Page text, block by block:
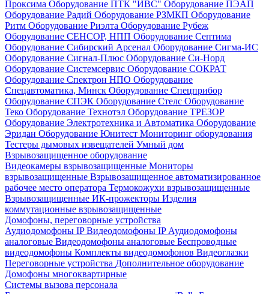
Проксима Оборудование ПТК "ИВС" Оборудование ПЭАП
Оборудование Радий Оборудование РЗМКП Оборудование
Ритм Оборудование Риэлта Оборудование Рубеж
Оборудование СЕНСОР, НПП Оборудование Септима
Оборудование Сибирский Арсенал Оборудование Сигма-ИС
Оборудование Сигнал-Плюс Оборудование Си-Норд
Оборудование Системсервис Оборудование СОКРАТ
Оборудование Спектрон НПО Оборудование
Спецавтоматика, Минск Оборудование Спецприбор
Оборудование СПЭК Оборудование Стелс Оборудование
Теко Оборудование Технотэл Оборудование ТРЕЗОР
Оборудование Электротехника и Автоматика Оборудование
Эридан Оборудование Юнитест Мониторинг оборудования
Тестеры дымовых извещателей Умный дом
Взрывозащищенное оборудование
Видеокамеры взрывозащищенные Мониторы
взрывозащищенные Взрывозащищенное автоматизированное
рабочее место оператора Термокожухи взрывозащищенные
Взрывозащищенные ИК-прожекторы Изделия
коммутационные взрывозащищенные
Домофоны, переговорные устройства
Аудиодомофоны IPВидеодомофоны IP Аудиодомофоны
аналоговые Видеодомофоны аналоговые Беспроводные
видеодомофоны Комплекты видеодомофонов Видеоглазки
Переговорные устройства Дополнительное оборудование
Домофоны многоквартирные
Системы вызова персонала